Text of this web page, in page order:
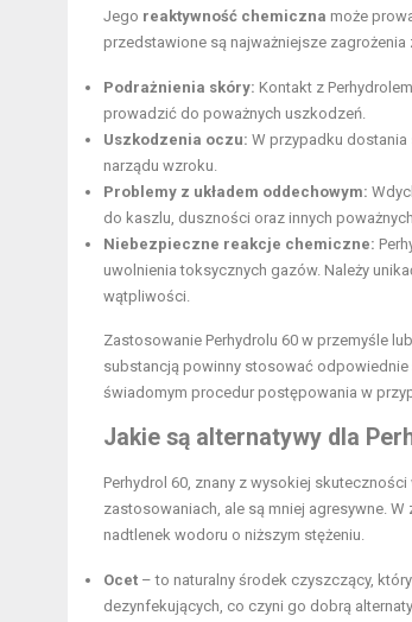
Jego reaktywność chemiczna może
przedstawione są najważniejsze zagrożenia
Podrażnienia skóry: Kontakt z
prowadzić do poważnych uszkodzeń.
Uszkodzenia oczu: W przypadku
narządu wzroku.
Problemy z układem oddechowym:
do kaszlu, duszności oraz innych
Niebezpieczne reakcje chemiczne:
uwolnienia toksycznych gazów. Należy
wątpliwości.
Zastosowanie Perhydrolu 60 w przemyśle
substancją powinny stosować odpowiednie
świadomym procedur postępowania w
Jakie są alternatywy dla
Perhydrol 60, znany z wysokiej
zastosowaniach, ale są mniej agresywne.
nadtlenek wodoru o niższym stężeniu.
Ocet – to naturalny środek czyszczący,
dezynfekujących, co czyni go dobrą